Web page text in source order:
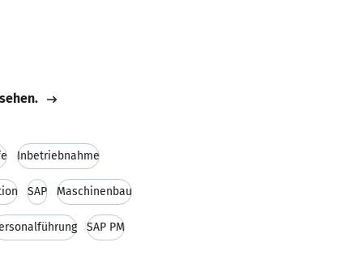
Inbetriebnahme
SAP Maschinenbau
SAP PM